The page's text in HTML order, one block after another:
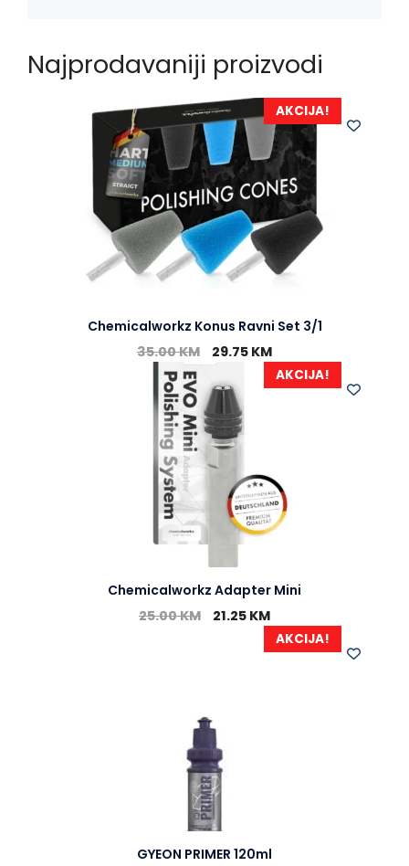
Najprodavaniji proizvodi
AKCIJA!
Chemicalworkz Konus Ravni Set 3/1
35.00KM 29.75 KM
AKCIJA!
Chemicalworkz Adapter Mini
25.00KM 21.25 KM
AKCIJA!
GYEON PRIMER 120ml